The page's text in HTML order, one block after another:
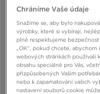
nabízí sama. A my jsme toto
S tank topem a
Chunky silueta,
vypadá dobře s širokými
inspiraci skate stylem:
univerzitních hřištích získaly
skateboard.
Přistupte k
Chráníme Vaše údaje
Snažíme se, aby bylo
výrobky, které si vybírají,
plně respektujeme
„OK“, pokud chcete, abychom
webových stránkách používali
obsahu speciálně pro Vás,
přizpůsobených Vašim
nebo k zapamatování vašich
nastavení souborů cookie